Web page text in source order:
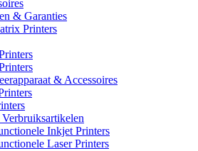
& Garanties
Printers
& Accessoires
Inkjet Printers
Laser Printers